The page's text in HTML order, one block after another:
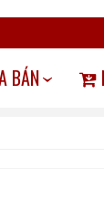
BÁN